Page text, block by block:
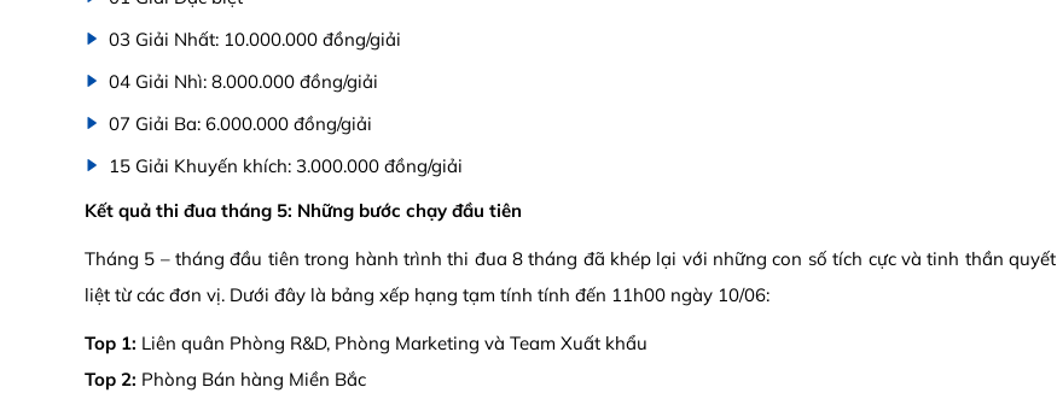
03 Giải Nhất: 10.000.000 đồng/giải
04 Giải Nhì: 8.000.000 đồng/giải
07 Giải Ba: 6.000.000 đồng/giải
15 Giải Khuyến khích: 3.000.000 đồng/giải
Kết quả thi đua tháng 5: Những bước chạy đầu tiên
Tháng 5 – tháng đầu tiên trong hành trình thi đua 8 tháng đã khép lại với những con số tích cực và tinh thần quyết
liệt từ các đơn vị. Dưới đây là bảng xếp hạng tạm tính tính đến 11h00 ngày 10/06:
Top 1: Liên quân Phòng R&D, Phòng Marketing và Team Xuất khẩu
Top 2: Phòng Bán hàng Miền Bắc